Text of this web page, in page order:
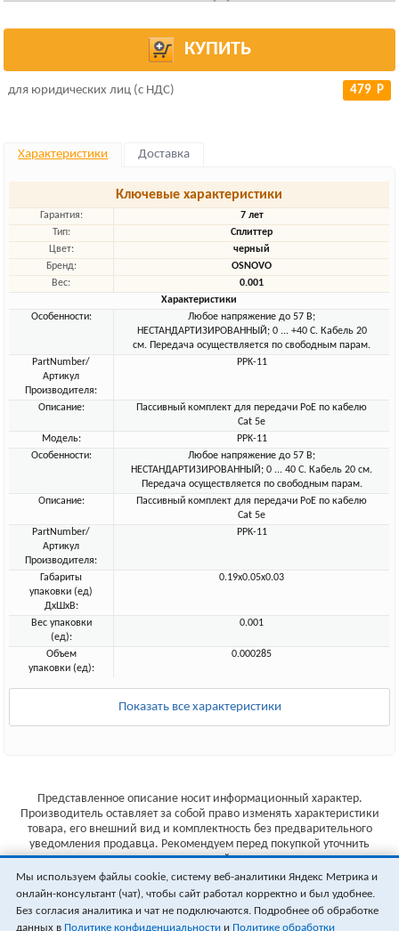
КУПИТЬ
для юридических лиц (с НДС) 479 Р
Характеристики Доставка
Ключевые характеристики
Гарантия:
7 лет
Тип:
Сплиттер
Цвет:
черный
Бренд:
OSNOVO
Вес:
0.001
Характеристики
Особенности:
Любое напряжение до 57 В;
НЕСТАНДАРТИЗИРОВАННЫЙ; 0 ... +40 C. Кабель 20
см. Передача осуществляется по свободным парам.
PartNumber/
Артикул
Производителя:
PPK-11
Описание:
Пассивный комплект для передачи PoE по кабелю
Cat 5e
Модель:
PPK-11
Особенности:
Любое напряжение до 57 В;
НЕСТАНДАРТИЗИРОВАННЫЙ; 0 ... 40 C. Кабель 20 см.
Передача осуществляется по свободным парам.
Описание:
Пассивный комплект для передачи PoE по кабелю
Cat 5e
PartNumber/
Артикул
Производителя:
PPK-11
Габариты
упаковки (ед)
ДхШхВ:
0.19x0.05x0.03
Вес упаковки
(ед):
0.001
Объем
упаковки (ед):
0.000285
Показать все характеристики
Представленное описание носит информационный характер.
Производитель оставляет за собой право изменять характеристики
товара, его внешний вид и комплектность без предварительного
уведомления продавца. Рекомендуем перед покупкой уточнить
характеристики товара на сайте производителя.
Указанные цены не являются публичной офертой (ст.435 ГК РФ).
Стоимость и наличие товара уточняйте у менеджера.
Мы используем файлы cookie, систему веб-аналитики Яндекс Метрика и
онлайн-консультант (чат), чтобы сайт работал корректно и был удобнее.
Без согласия аналитика и чат не подключаются. Подробнее об обработке
данных в Политике конфиденциальности и Политике обработки